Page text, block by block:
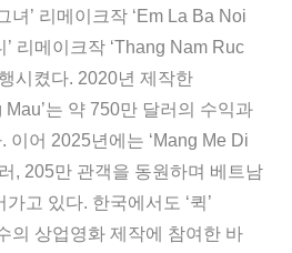
녀’ 리메이크작 ‘Em La Ba Noi
’ 리메이크작 ‘Thang Nam Ruc
시켰다. 2020년 제작한
Mau’는 약 750만 달러의 수익과
이어 2025년에는 ‘Mang Me Di
, 205만 관객을 동원하며 베트남
고 있다. 한국에서도 ‘퀵’
의 상업영화 제작에 참여한 바